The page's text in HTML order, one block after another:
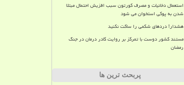
استعمال دخانیات و مصرف کورتون سبب افزیش احتمال مبتلا
شدن به پوکی استخوان می شود
هشدار! دردهای شکمی را ساکت نکنید
مستند کشور دوست با تمرکز بر روایت کادر درمان در جنگ
رمضان
پربحث ترین ها